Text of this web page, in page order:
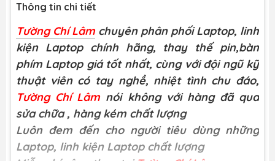
Thông tin chi tiết
Tường Chí Lâm chuyên phân phối Laptop, linh
kiện Laptop chính hãng, thay thế pin,bàn
phím Laptop giá tốt nhất, cùng với đội ngũ kỹ
thuật viên có tay nghề, nhiệt tình chu đáo,
Tường Chí Lâm nói không với hàng đã qua
sửa chữa , hàng kém chất lượng
Luôn đem đến cho người tiêu dùng những
Laptop, linh kiện Laptop chất lượng